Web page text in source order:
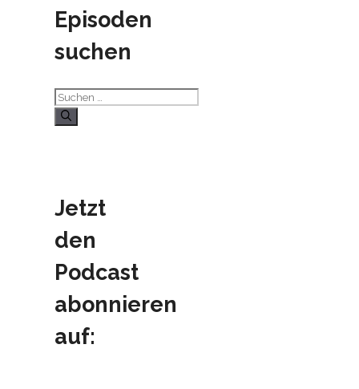
Episoden
suchen
Suchen
nach:
Jetzt
den
Podcast
abonnieren
auf: